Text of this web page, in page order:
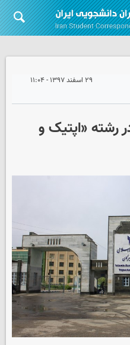
۲۹ اسفند ۱۳۹۷ - ۱۱:۰۴
رشته «اپتیک و